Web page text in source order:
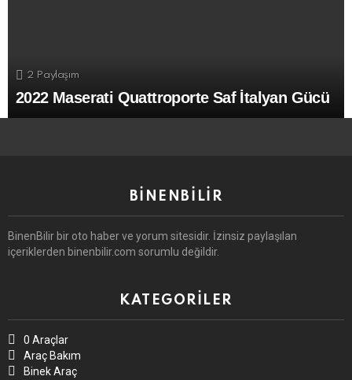
2 Paylaşım
2022 Maserati Quattroporte Saf İtalyan Gücü
BINENBILIR
BinenBilir bir oto haber ve yorum sitesidir. İzinsiz paylaşılan
içeriklerden binenbilir.com sorumlu değildir.
KATEGORILER
0 Araçlar
Araç Bakım
Binek Araç